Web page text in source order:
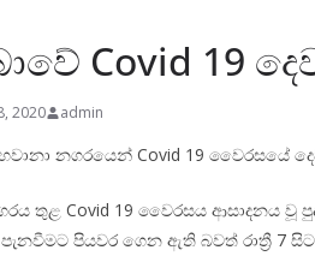
Covid 19
2020 admin
නගරයෙන් Covid 19 වෛරසයේ
තුළ Covid 19 වෛරසය ආසාදනය වූ
පියවර ගෙන ඇති බවත් රාත්‍රී 7